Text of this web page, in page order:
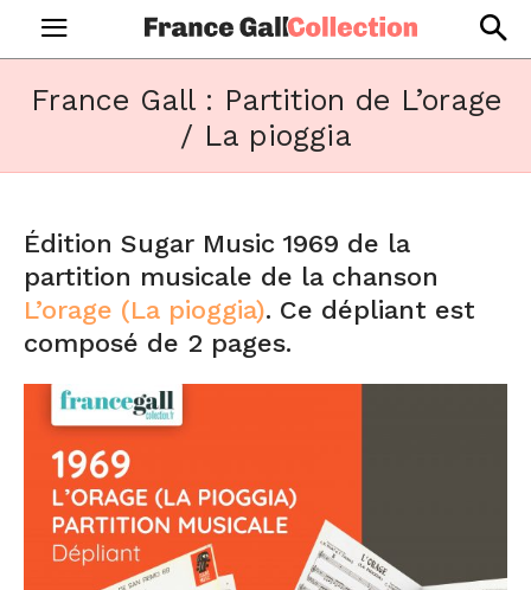
France Gall : Partition de L’orage
/ La pioggia
Édition Sugar Music 1969 de la
partition musicale de la chanson
L’orage (La pioggia). Ce dépliant est
composé de 2 pages.